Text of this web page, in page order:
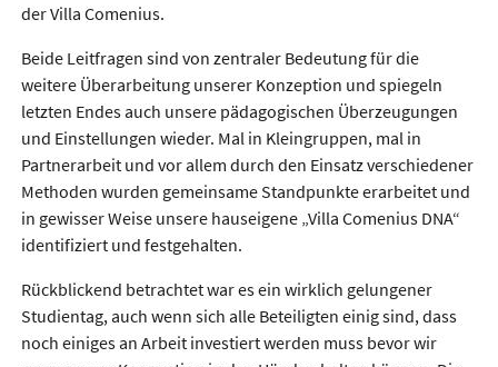
der Villa Comenius.
Beide Leitfragen sind von zentraler Bedeutung für die
weitere Überarbeitung unserer Konzeption und spiegeln
letzten Endes auch unsere pädagogischen Überzeugungen
und Einstellungen wieder. Mal in Kleingruppen, mal in
Partnerarbeit und vor allem durch den Einsatz verschiedener
Methoden wurden gemeinsame Standpunkte erarbeitet und
in gewisser Weise unsere hauseigene „Villa Comenius DNA“
identifiziert und festgehalten.
Rückblickend betrachtet war es ein wirklich gelungener
Studientag, auch wenn sich alle Beteiligten einig sind, dass
noch einiges an Arbeit investiert werden muss bevor wir